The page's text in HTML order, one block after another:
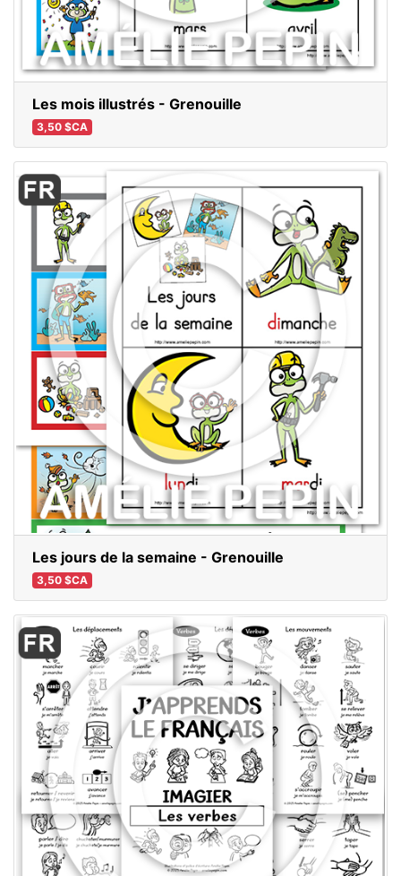
Les mois illustrés - Grenouille
3,50 $CA
Les jours de la semaine - Grenouille
3,50 $CA